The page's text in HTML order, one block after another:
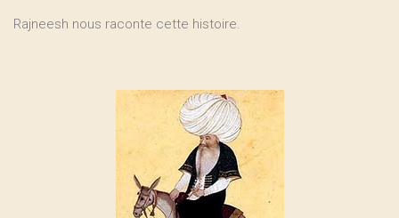
Rajneesh nous raconte cette histoire.